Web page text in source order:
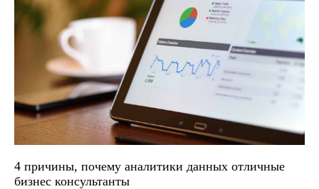
4 причины, почему аналитики данных отличные
бизнес консультанты